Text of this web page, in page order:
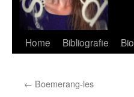
Home Bibliografie Bio
← Boemerang-les